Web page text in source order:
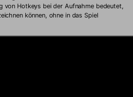
von Hotkeys bei der Aufnahme bedeutet,
können, ohne in das Spiel